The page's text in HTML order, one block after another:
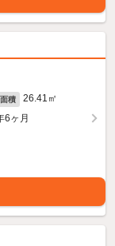
積 26.41㎡
6ヶ月